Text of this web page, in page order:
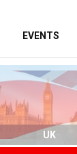
EVENTS
UK